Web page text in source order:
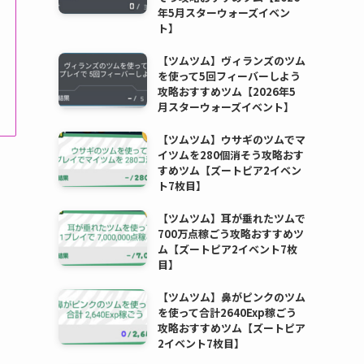
年5月スターウォーズイベン
ト】
【ツムツム】ヴィランズのツム
を使って5回フィーバーしよう
攻略おすすめツム【2026年5
月スターウォーズイベント】
【ツムツム】ウサギのツムでマ
イツムを280個消そう攻略おす
すめツム【ズートピア2イベン
ト7枚目】
【ツムツム】耳が垂れたツムで
700万点稼ごう攻略おすすめツ
ム【ズートピア2イベント7枚
目】
【ツムツム】鼻がピンクのツム
を使って合計2640Exp稼ごう
攻略おすすめツム【ズートピア
2イベント7枚目】